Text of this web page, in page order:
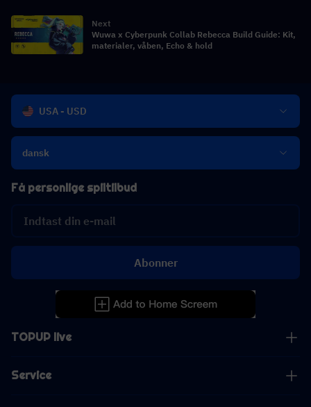
Next
Wuwa x Cyberpunk Collab Rebecca Build Guide: Kit,
materialer, våben, Echo & hold
USA - USD
dansk
TOPUP live
Service
Få personlige spiltilbud
Abonner